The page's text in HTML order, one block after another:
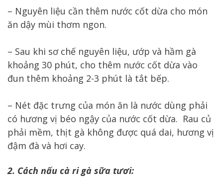
– Nguyên liệu cần thêm nước cốt dừa cho món
ăn dậy mùi thơm ngon.
– Sau khi sơ chế nguyên liệu, ướp và hầm gà
khoảng 30 phút, cho thêm nước cốt dừa vào
đun thêm khoảng 2-3 phút là tắt bếp.
– Nét đặc trưng của món ăn là nước dùng phải
có hương vị béo ngậy của nước cốt dừa. Rau củ
phải mềm, thịt gà không được quá dai, hương vị
đậm đà và hơi cay.
2. Cách nấu cà ri gà sữa tươi: